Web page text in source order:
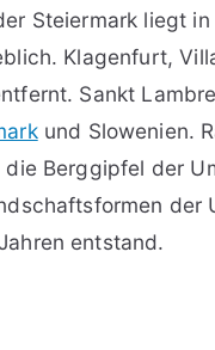
Steiermark liegt in
Klagenfurt,
Sankt
und Slowenien.
Berggipfel der
der
entstand.